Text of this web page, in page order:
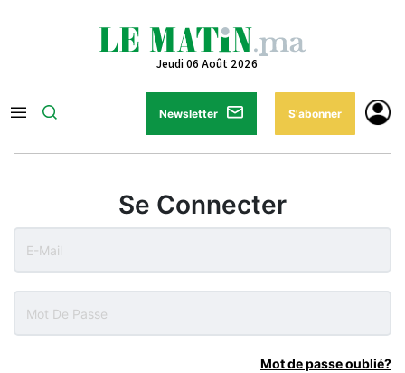
Jeudi 06 Août 2026
Newsletter S'abonner
Se Connecter
Mot de passe oublié?